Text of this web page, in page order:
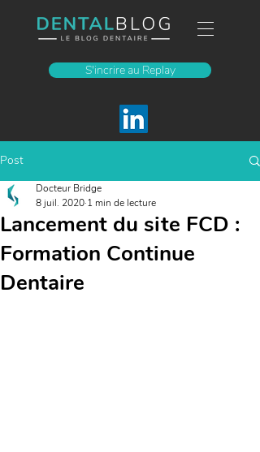
S'incrire au Replay
Post
Lancement du site FCD :
Formation Continue
Dentaire
Docteur Bridge
8 juil. 2020 1 min de lecture